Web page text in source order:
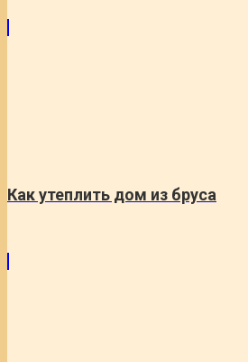
Как утеплить дом из бруса